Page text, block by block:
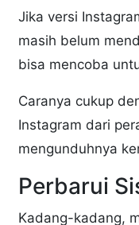
Jika versi
masih belum
bisa mencoba
Caranya cukup
Instagram dari
mengunduhnya
Perbarui
Kadang-kadang,